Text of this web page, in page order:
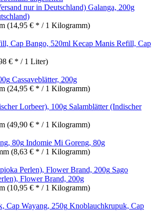
Galanga, 200g
(14,95 € * / 1 Kilogramm)
Kecap Manis Refill, Cap
€ * / 1 Liter)
Cassaveblätter, 200g
(24,95 € * / 1 Kilogramm)
Salamblätter (Indischer
(49,90 € * / 1 Kilogramm)
Indomie Mi Goreng, 80g
(8,63 € * / 1 Kilogramm)
Sago
Flower Brand, 200g
(10,95 € * / 1 Kilogramm)
Knoblauchkrupuk, Cap